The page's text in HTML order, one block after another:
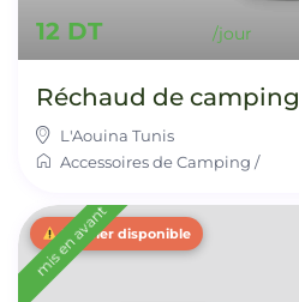
12 DT
Réchaud de camping
L'Aouina Tunis
Accessoires de Camping /
Dernier disponible
mis en avant